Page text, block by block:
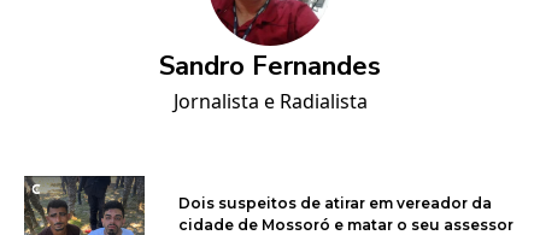
Sandro Fernandes
Jornalista e Radialista
Dois suspeitos de atirar em vereador da
cidade de Mossoró e matar o seu assessor